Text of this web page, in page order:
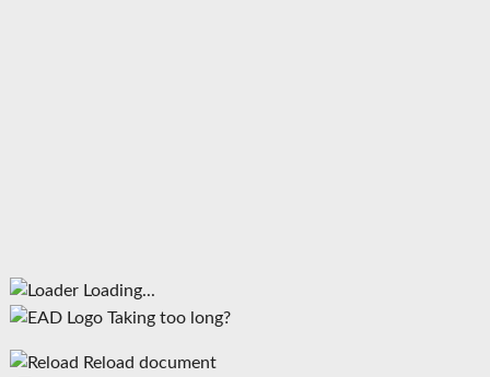
Loading...
Taking too long?
Reload document